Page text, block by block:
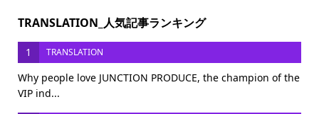
TRANSLATION_人気記事ランキング
1 TRANSLATION
Why people love JUNCTION PRODUCE, the champion of the
VIP ind...